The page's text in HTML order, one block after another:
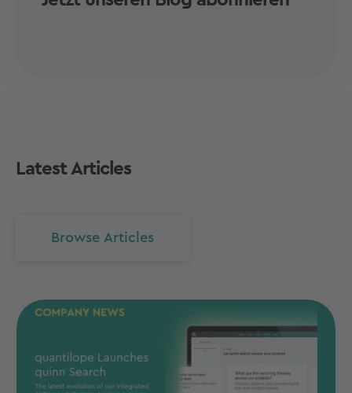
Latest Articles
Browse Articles